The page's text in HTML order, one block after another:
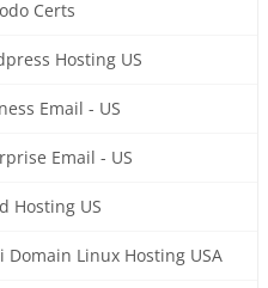
Certs
Hosting US
Email - US
Email - US
Hosting US
Domain Linux Hosting USA